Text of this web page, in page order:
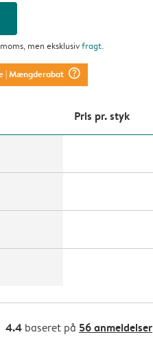
men eksklusivfragt.
| Mængderabat question_mark_circle
Pris pr. styk
4.4 baseret på 56 anmeldelser